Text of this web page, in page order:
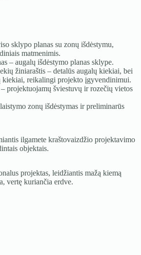
sklypo planas su zonų išdėstymu,
matmenimis.
– augalų išdėstymo planas sklype.
žiniaraštis – detalūs augalų kiekiai, bei
kiekiai, reikalingi projekto įgyvendinimui.
projektuojamų šviestuvų ir rozečių vietos
zonų išdėstymas ir preliminarūs
ilgamete kraštovaizdžio projektavimo
objektais.
projektas, leidžiantis mažą kiemą
vertę kuriančia erdve.